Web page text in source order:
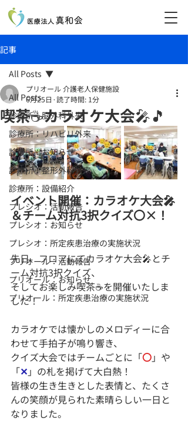
記事
All Posts
診療所：脳外科外来
診療所：リハビリ外来
診療所：お知らせ
診療所：整形外科外来
診療所：設備紹介
プレシオ：活動報告
プレシオ：お知らせ
プレシオ：所定疾患治療の実施状況
プリオール：活動報告
プリオール：お知らせ
プリオール：所定疾患治療の実施状況
All Posts
喫茶☕カラオケ大会🎤🎵
プリオール 介護老人保健施設
6月25日 読了時間: 1分
イベント開催：カラオケ大会🎤
＆チーム対抗3択クイズ〇×！
先日、フロアにてカラオケ大会🎤とチ
ーム対抗3択クイズ、
そしてお楽しみ喫茶☕を開催いたしま
した！
カラオケでは懐かしのメロディーに合
わせて手拍子が鳴り響き、
クイズ大会ではチームごとに「〇」や
「✕ 」の札を掲げて大白熱！
皆様の生き生きとした表情と、たくさ
んの笑顔が見られた素晴らしい一日と
なりました。